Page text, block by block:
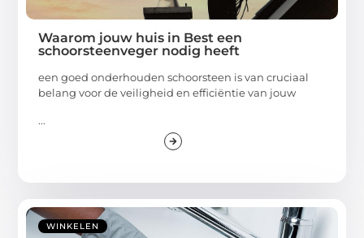
Waarom jouw huis in Best een
schoorsteenveger nodig heeft
een goed onderhouden schoorsteen is van cruciaal
belang voor de veiligheid en efficiëntie van jouw
...
WINKELEN